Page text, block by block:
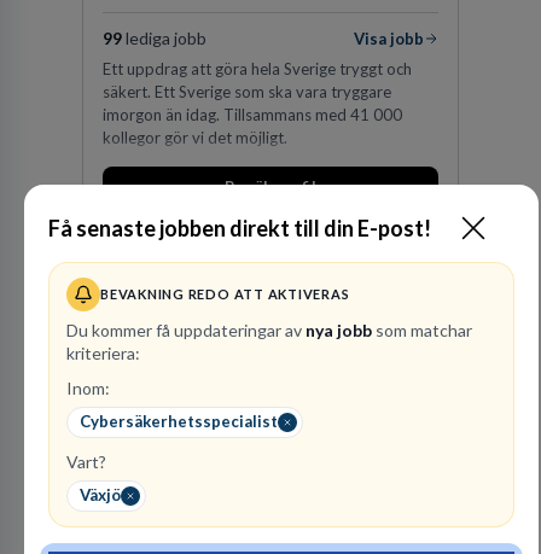
Få senaste jobben direkt till din E-post!
BEVAKNING REDO ATT AKTIVERAS
Du kommer få uppdateringar av nya jobb som matchar
kriteriera:
Inom:
Cybersäkerhetsspecialist
Vart?
Växjö
99 lediga jobb
Visa jobb
Ett uppdrag att göra hela Sverige tryggt och
säkert. Ett Sverige som ska vara tryggare
imorgon än idag. Tillsammans med 41 000
kollegor gör vi det möjligt.
Besök profil
Vattenfall AB
161 lediga jobb
Hos oss på Vattenfall får du möjlighet att ta